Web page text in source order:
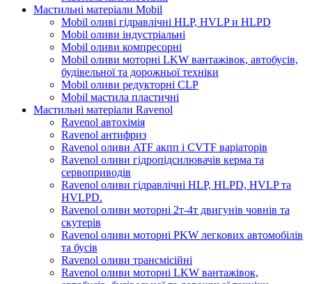
Мастильні матеріали Mobil
Mobil оливі гідравлічні HLP, HVLP и HLPD
Mobil оливи індустріальні
Mobil оливи компресорні
Mobil оливи моторні LKW вантажівок, автобусів,
будівельної та дорожньої техніки
Mobil оливи редукторні CLP
Mobil мастила пластичні
Мастильні матеріали Ravenol
Ravenol автохімія
Ravenol антифриз
Ravenol оливи ATF акпп і CVTF варіаторів
Ravenol оливи гідропідсилювачів керма та
сервоприводів
Ravenol оливи гідравлічні HLP, HLPD, HVLP та
HVLPD.
Ravenol оливи моторні 2т-4т двигунів човнів та
скутерів
Ravenol оливи моторні PKW легкових автомобілів
та бусів
Ravenol оливи трансмісійні
Ravenol оливи моторні LKW вантажівок,